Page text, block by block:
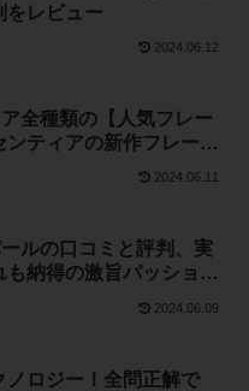
をレビュー
2024.06.12
全種類の【人気フレー
ティアの新作フレーバ
2024.06.11
ルの口コミと評判、実
納得の激旨パッショ
2024.06.09
ノロジー！全問正解で